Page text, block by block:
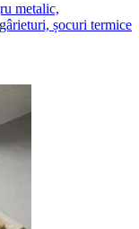
metalic,
șocuri termice